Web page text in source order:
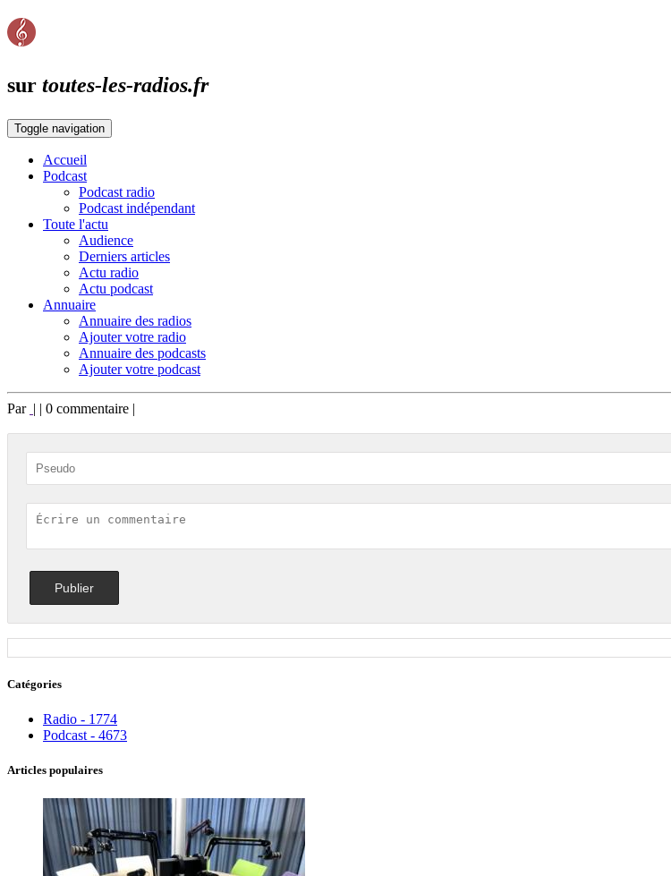
sur toutes-les-radios.fr
Toggle navigation
Accueil
Podcast
Podcast radio
Podcast indépendant
Toute l'actu
Audience
Derniers articles
Actu radio
Actu podcast
Annuaire
Annuaire des radios
Ajouter votre radio
Annuaire des podcasts
Ajouter votre podcast
Par | | 0 commentaire |
Catégories
Radio - 1774
Podcast - 4673
Articles populaires